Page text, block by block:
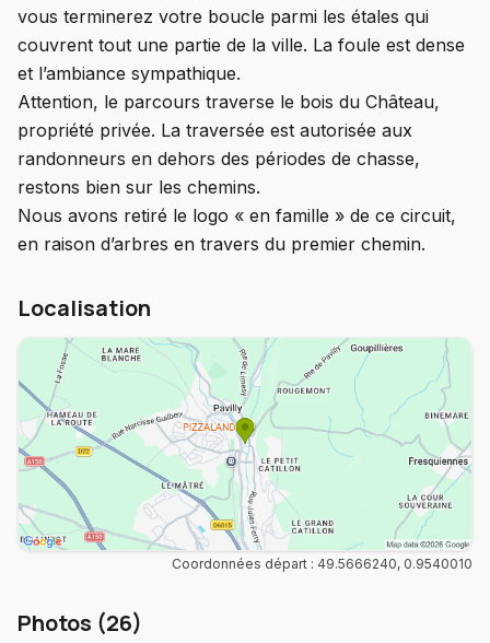
vous terminerez votre boucle parmi les étales qui
couvrent tout une partie de la ville. La foule est dense
et l’ambiance sympathique.
Attention, le parcours traverse le bois du Château,
propriété privée. La traversée est autorisée aux
randonneurs en dehors des périodes de chasse,
restons bien sur les chemins.
Nous avons retiré le logo « en famille » de ce circuit,
en raison d’arbres en travers du premier chemin.
Localisation
Coordonnées départ : 49.5666240, 0.9540010
Photos (26)